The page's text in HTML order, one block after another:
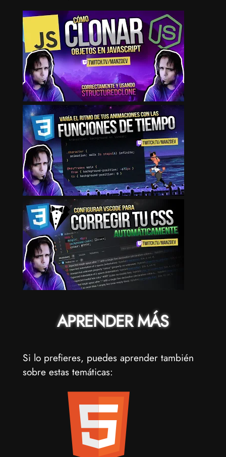
APRENDER MÁS
Si lo prefieres, puedes aprender también
sobre estas temáticas: